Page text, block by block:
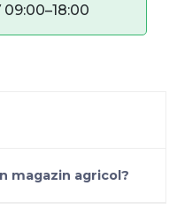
09:00–18:00
magazin agricol?